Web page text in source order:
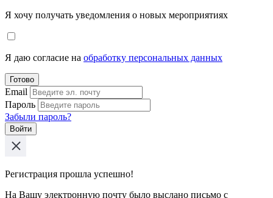
Я хочу получать уведомления о новых мероприятиях
Я даю согласие на обработку персональных данных
Готово
Email
Пароль
Забыли пароль?
Войти
Регистрация прошла успешно!
На Вашу электронную почту было выслано письмо с